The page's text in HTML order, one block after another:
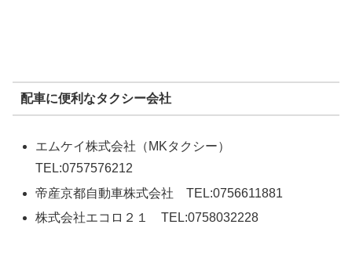
配車に便利なタクシー会社
エムケイ株式会社（MKタクシー）
TEL:0757576212
帝産京都自動車株式会社 TEL:0756611881
株式会社エコロ２１ TEL:0758032228